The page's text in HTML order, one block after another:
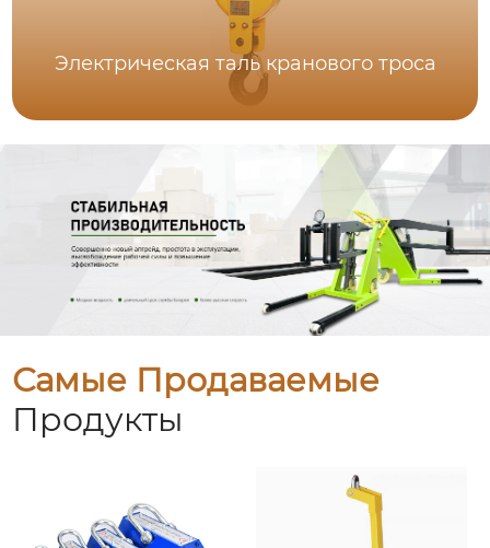
Электрическая таль кранового троса
Самые Продаваемые
Продукты